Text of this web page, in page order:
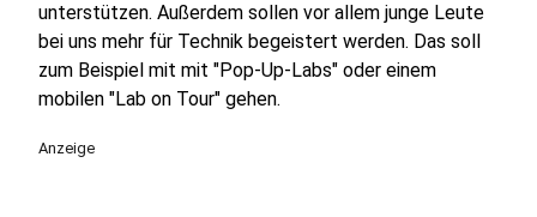
unterstützen. Außerdem sollen vor allem junge Leute
bei uns mehr für Technik begeistert werden. Das soll
zum Beispiel mit mit "Pop-Up-Labs" oder einem
mobilen "Lab on Tour" gehen.
Anzeige